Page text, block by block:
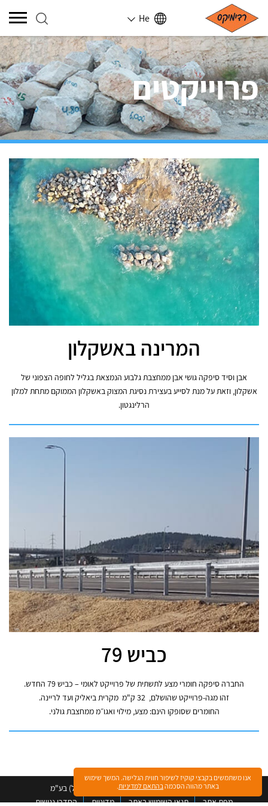
He
פרוייקטים
המרינה באשקלון
אבן וסיד סיפקה גושי אבן ממחצבת גלבוע הנמצאת בגליל לחופה הצפוני של
אשקלון, וזאת על מנת לסייע בעצירת נסיגת המצוק באשקלון הממוקם מתחת למלון
הרלינגטון.
כביש 79
החברה סיפקה חומרי מצע לתשתית של פרוייקט לאומי – כביש 79 החדש.
זהו מגה-פרוייקט שהושלם, 32 ק"מ מקרית ביאליק ועד לריינה.
החומרים שסופקו הינם: מצע, מילוי ואגו״מ ממחצבת גולני.
©️ כל הזכויות שמורות לתעשיות רדימיקס (ישראל) בע"מ
מפת אתר
תנאי השימוש באתר מדיניות הסדרי נגישות
אנו משתמשים בקבצי קוקיז לשיפור חווית הגלישה. המשך שימוש
באתר מהווה הסכמהבהתאם למדיניות.